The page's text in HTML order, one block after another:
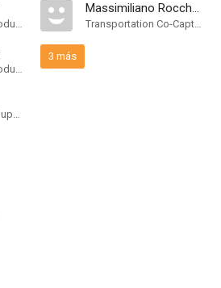
Visual Effects Producer
Visual Effects Producer
Special Effects Supervisor
Massimiliano Rocchetti
Transportation Co-Captain
3 más